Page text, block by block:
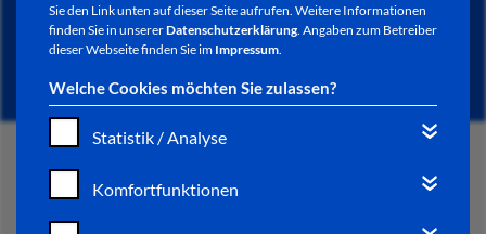
Sie den Link unten auf dieser Seite aufrufen. Weitere Informationen
finden Sie in unsererDatenschutzerklärung. Angaben zum Betreiber
dieser Webseite finden Sie im Impressum.
Welche Cookies möchten Sie zulassen?
Statistik / Analyse
Komfortfunktionen
NEWSLETTER / CITY LETTER
START